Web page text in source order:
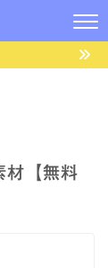
材【無料